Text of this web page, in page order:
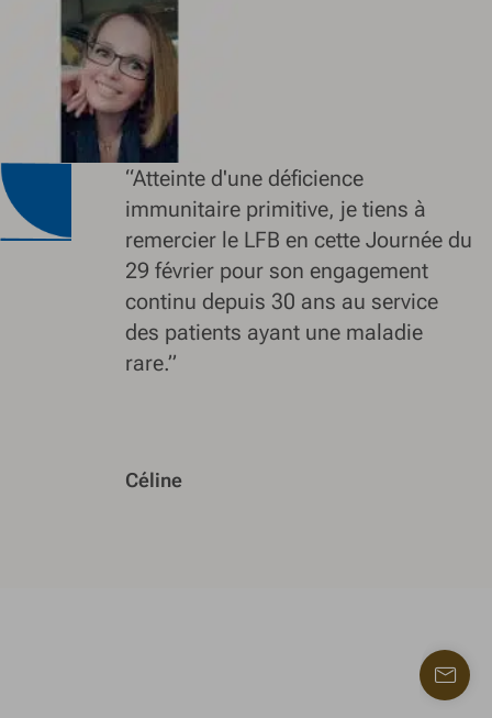
“Atteinte d'une déficience
immunitaire primitive, je tiens à
remercier le LFB en cette Journée du
29 février pour son engagement
continu depuis 30 ans au service
des patients ayant une maladie
rare.”
Céline